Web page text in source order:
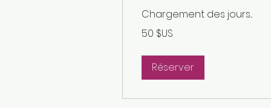
Chargement des jours...
dollars
Unis
50 $US
Réserver